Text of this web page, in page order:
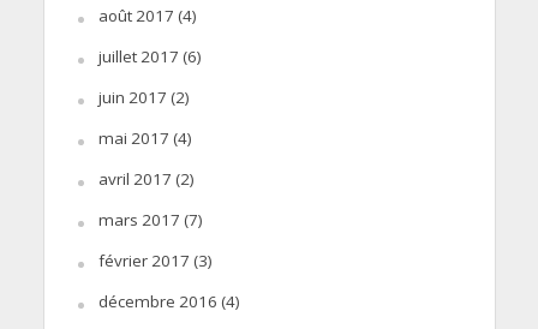
août 2017 (4)
juillet 2017 (6)
juin 2017 (2)
mai 2017 (4)
avril 2017 (2)
mars 2017 (7)
février 2017 (3)
décembre 2016 (4)